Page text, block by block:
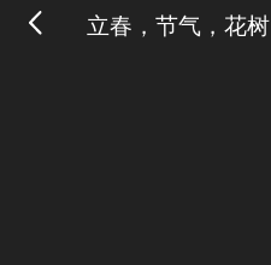
立春，节气，花